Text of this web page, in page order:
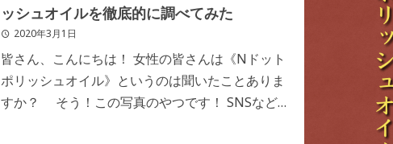
ッシュオイルを徹底的に調べてみた
2020年3月1日
皆さん、こんにちは！ 女性の皆さんは《Nドット
ポリッシュオイル》というのは聞いたことありま
すか？ そう！この写真のやつです！ SNSなどし